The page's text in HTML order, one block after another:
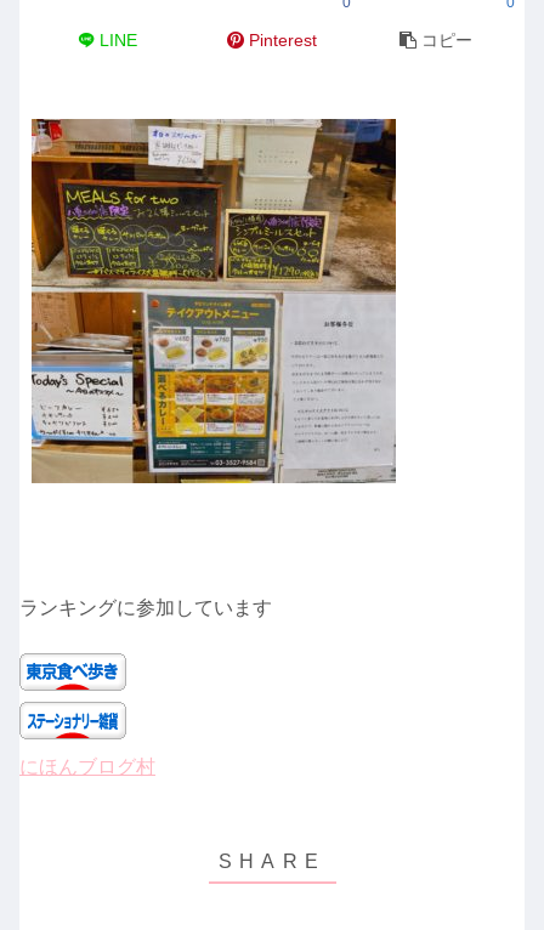
LINE Pinterest コピー
ランキングに参加しています
にほんブログ村